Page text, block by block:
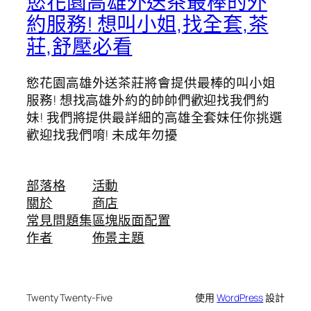
約服務! 想叫小姐,找全套,茶
莊,舒壓必看
慾花園高雄外送茶莊將會提供最棒的叫小姐
服務! 想找高雄外約的帥帥們歡迎找我們約
妹! 我們將提供最詳細的高雄全套妹任你挑選
歡迎找我們唷! 未成年勿擾
部落格
關於
常見問題集
作者
活動
商店
區塊版面配置
佈景主題
Twenty Twenty-Five 使用WordPress設計